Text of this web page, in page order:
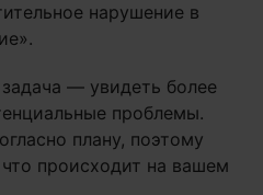
нарушение в
— увидеть более
проблемы.
плану, поэтому
происходит на вашем